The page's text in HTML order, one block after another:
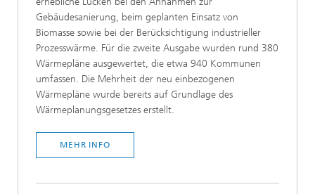
Gebäudesanierung, beim geplanten Einsatz von
Biomasse sowie bei der Berücksichtigung industrieller
Prozesswärme. Für die zweite Ausgabe wurden rund 380
Wärmepläne ausgewertet, die etwa 940 Kommunen
umfassen. Die Mehrheit der neu einbezogenen
Wärmepläne wurde bereits auf Grundlage des
Wärmeplanungsgesetzes erstellt.
MEHR INFO